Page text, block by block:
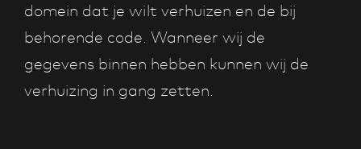
domein dat je wilt verhuizen en de bij
behorende code. Wanneer wij de
gegevens binnen hebben kunnen wij de
verhuizing in gang zetten.